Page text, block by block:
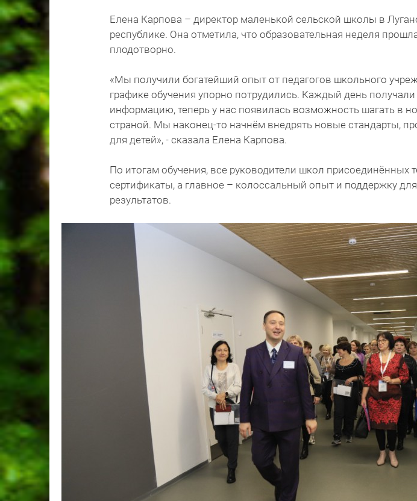
Елена Карпова – директор маленькой сельской школы в
республике. Она отметила, что образовательная неделя
плодотворно.
«Мы получили богатейший опыт от педагогов школьного
графике обучения упорно потрудились. Каждый день
информацию, теперь у нас появилась возможность шагать в
страной. Мы наконец-то начнём внедрять новые стандарты,
для детей», - сказала Елена Карпова.
По итогам обучения, все руководители школ присоединённых
сертификаты, а главное – колоссальный опыт и поддержку
результатов.